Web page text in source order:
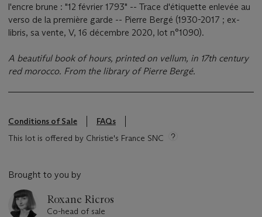
l'encre brune : "12 février 1793" -- Trace d'étiquette enlevée au
verso de la première garde -- Pierre Bergé (1930-2017 ; ex-
libris, sa vente, V, 16 décembre 2020, lot n°1090).
A beautiful book of hours, printed on vellum, in 17th century
red morocco. From the library of Pierre Bergé.
Conditions of Sale
FAQs
This lot is offered by Christie's France SNC
Brought to you by
Roxane Ricros
Co-head of sale